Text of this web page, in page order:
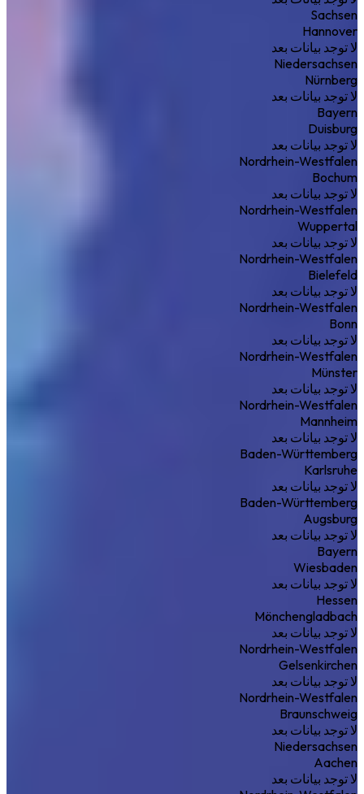
Sachsen
Hannover
لا توجد بيانات بعد
Niedersachsen
Nürnberg
لا توجد بيانات بعد
Bayern
Duisburg
لا توجد بيانات بعد
Nordrhein-Westfalen
Bochum
لا توجد بيانات بعد
Nordrhein-Westfalen
Wuppertal
لا توجد بيانات بعد
Nordrhein-Westfalen
Bielefeld
لا توجد بيانات بعد
Nordrhein-Westfalen
Bonn
لا توجد بيانات بعد
Nordrhein-Westfalen
Münster
لا توجد بيانات بعد
Nordrhein-Westfalen
Mannheim
لا توجد بيانات بعد
Baden-Württemberg
Karlsruhe
لا توجد بيانات بعد
Baden-Württemberg
Augsburg
لا توجد بيانات بعد
Bayern
Wiesbaden
لا توجد بيانات بعد
Hessen
Mönchengladbach
لا توجد بيانات بعد
Nordrhein-Westfalen
Gelsenkirchen
لا توجد بيانات بعد
Nordrhein-Westfalen
Braunschweig
لا توجد بيانات بعد
Niedersachsen
Aachen
لا توجد بيانات بعد